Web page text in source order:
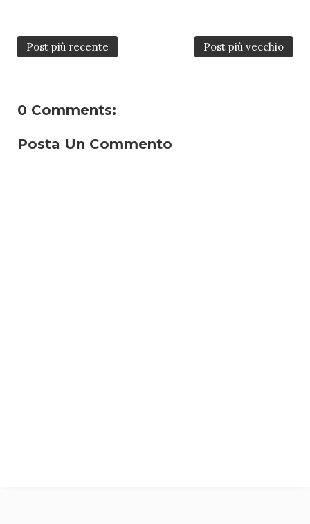
Post più recente Post più vecchio
0 Comments:
Posta Un Commento